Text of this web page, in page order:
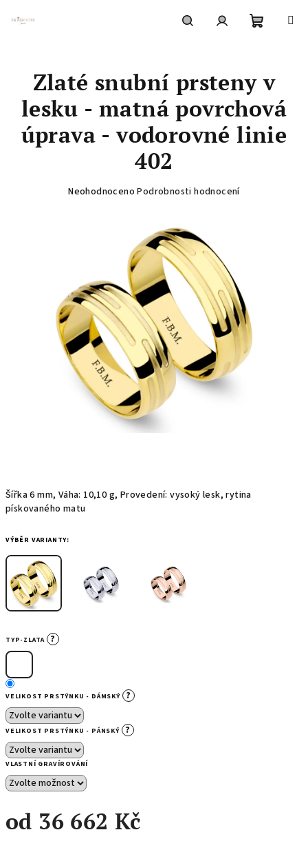
košík
Šířka 6 mm, Váha: 10,10 g, Provedení: vysoký lesk, rytina
pískovaného matu
VÝBĚR VARIANTY:
TYP-ZLATA ?
VELIKOST PRSTÝNKU - DÁMSKÝ ?
VELIKOST PRSTÝNKU - PÁNSKÝ ?
VLASTNÍ GRAVÍROVÁNÍ
od 36 662 Kč
Zlaté snubní prsteny v
lesku - matná povrchová
úprava - vodorovné linie
402
Průměrné
hvězdiček.
Neohodnoceno Podrobnosti hodnocení